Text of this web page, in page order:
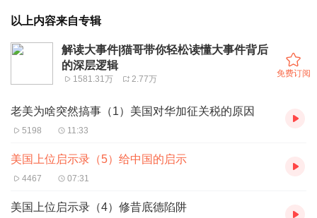
以上内容来自专辑
解读大事件|猫哥带你轻松读懂大事件背后
的深层逻辑
1581.31万 2.77万
免费订阅
老美为啥突然搞事（1）美国对华加征关税的原因
5198 11:33
美国上位启示录（5）给中国的启示
4467 07:31
美国上位启示录（4）修昔底德陷阱